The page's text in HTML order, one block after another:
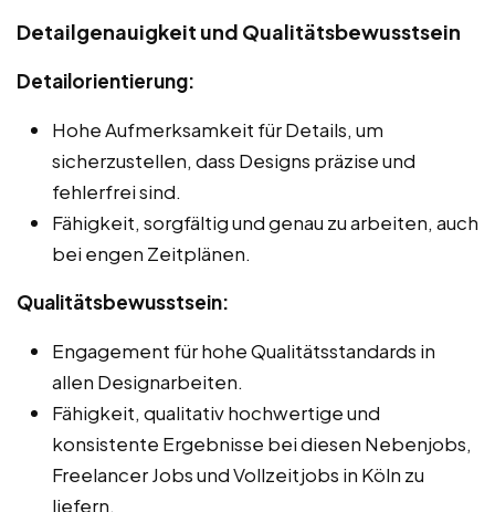
Detailgenauigkeit und Qualitätsbewusstsein
Detailorientierung:
Hohe Aufmerksamkeit für Details, um
sicherzustellen, dass Designs präzise und
fehlerfrei sind.
Fähigkeit, sorgfältig und genau zu arbeiten, auch
bei engen Zeitplänen.
Qualitätsbewusstsein:
Engagement für hohe Qualitätsstandards in
allen Designarbeiten.
Fähigkeit, qualitativ hochwertige und
konsistente Ergebnisse bei diesen Nebenjobs,
Freelancer Jobs und Vollzeitjobs in Köln zu
liefern.